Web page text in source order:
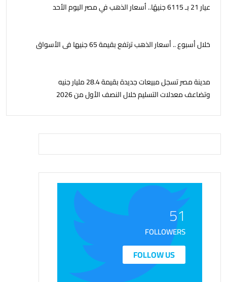
عيار 21 بـ 6115 جنيهًا.. أسعار الذهب في مصر اليوم الأحد
خلال أسبوع .. أسعار الذهب ترتفع بقيمة 65 جنيها فى الأسواق
مدينة مصر تسجل مبيعات جديدة بقيمة 28.4 مليار جنيه
وتضاعف معدلات التسليم خلال النصف الأول من 2026
51
FOLLOWERS
FOLLOW US